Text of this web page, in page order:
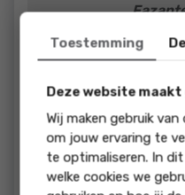
beoordeling:
Ons contact met de
nette en vriendelijke
waardeerden, was dat er
reactie
Toestemming
Deze website
Wij maken gebruik
om jouw ervaring te
te optimaliseren. In
welke cookies we